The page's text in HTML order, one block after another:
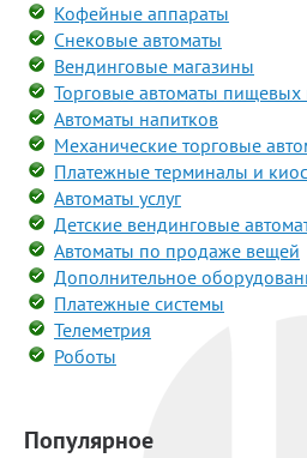
Кофейные аппараты
Снековые автоматы
Вендинговые магазины
Торговые автоматы пищевых
Автоматы напитков
Механические торговые
Платежные терминалы и
Автоматы услуг
Детские вендинговые
Автоматы по продаже вещей
Дополнительное
Платежные системы
Телеметрия
Роботы
Популярное